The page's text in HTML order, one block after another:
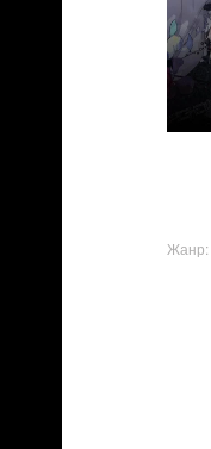
Жанр: